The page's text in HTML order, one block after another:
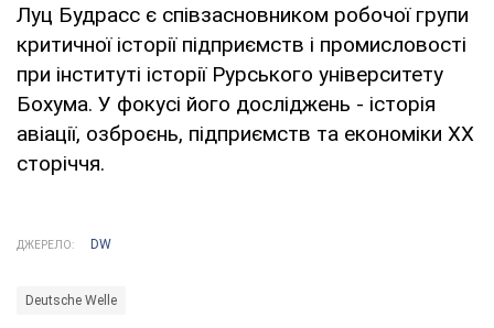
Луц Будрасс є співзасновником робочої групи
критичної історії підприємств і промисловості
при інституті історії Рурського університету
Бохума. У фокусі його досліджень - історія
авіації, озброєнь, підприємств та економіки ХХ
сторіччя.
ДЖЕРЕЛО: DW
Deutsche Welle